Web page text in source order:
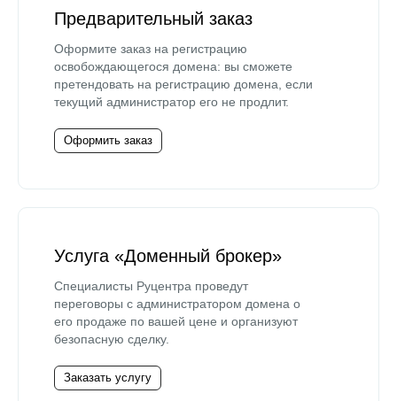
Предварительный заказ
Оформите заказ на регистрацию
освобождающегося домена: вы сможете
претендовать на регистрацию домена, если
текущий администратор его не продлит.
Оформить заказ
Услуга «Доменный брокер»
Специалисты Руцентра проведут
переговоры с администратором домена о
его продаже по вашей цене и организуют
безопасную сделку.
Заказать услугу